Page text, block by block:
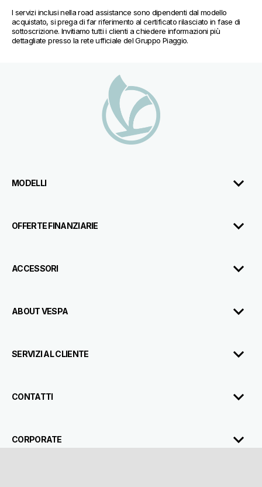
I servizi inclusi nella road assistance sono dipendenti dal modello
acquistato, si prega di far riferimento al certificato rilasciato in fase di
sottoscrizione. Invitiamo tutti i clienti a chiedere informazioni più
dettagliate presso la rete ufficiale del Gruppo Piaggio.
MODELLI
OFFERTE FINANZIARIE
ACCESSORI
ABOUT VESPA
SERVIZI AL CLIENTE
CONTATTI
CORPORATE